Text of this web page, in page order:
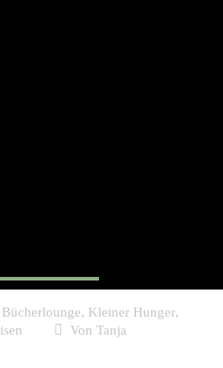
Bücherlounge, Kleiner Hunger,
Von Tanja